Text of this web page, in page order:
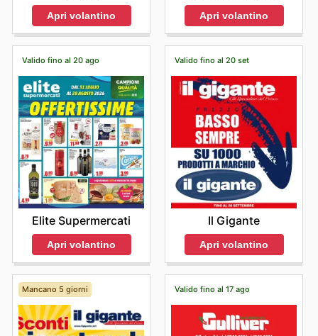
Apri volantino Apri volantino
Valido fino al 20 ago
Elite Supermercati
Apri volantino
Valido fino al 20 set
Il Gigante
Apri volantino
Mancano 5 giorni Valido fino al 17 ago